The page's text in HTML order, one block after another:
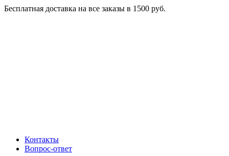
Бесплатная доставка на все заказы в 1500 руб.
Контакты
Вопрос-ответ